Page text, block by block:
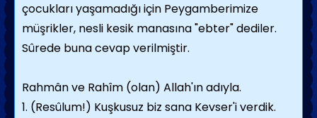
çocukları yaşamadığı için Peygamberimize
müşrikler, nesli kesik manasına "ebter" dediler.
Sûrede buna cevap verilmiştir.
Rahmân ve Rahîm (olan) Allah'ın adıyla.
1. (Resûlum!) Kuşkusuz biz sana Kevser'i verdik.